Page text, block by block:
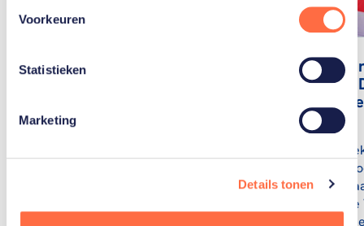
Voorkeuren
Statistieken
Marketing
Details tonen
Snowboardster
“Mijn zaken zelf
Michelle
derde
Spelen
Michelle
opmaken
deelname
NOC*NSF